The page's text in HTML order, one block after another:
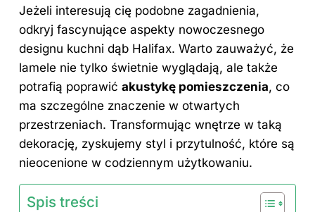
Jeżeli interesują cię podobne zagadnienia,
odkryj fascynujące aspekty nowoczesnego
designu kuchni dąb Halifax. Warto zauważyć, że
lamele nie tylko świetnie wyglądają, ale także
potrafią poprawić akustykę pomieszczenia, co
ma szczególne znaczenie w otwartych
przestrzeniach. Transformując wnętrze w taką
dekorację, zyskujemy styl i przytulność, które są
nieocenione w codziennym użytkowaniu.
Spis treści